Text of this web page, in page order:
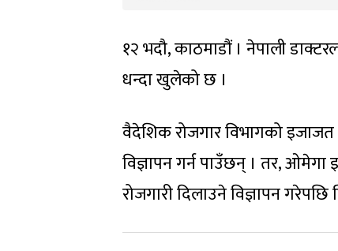
१२ भदौ, काठमाडौं । नेपाली
धन्दा खुलेको छ ।
वैदेशिक रोजगार विभागको इजाजत
विज्ञापन गर्न पाउँछन् । तर, ओमेगा
रोजगारी दिलाउने विज्ञापन